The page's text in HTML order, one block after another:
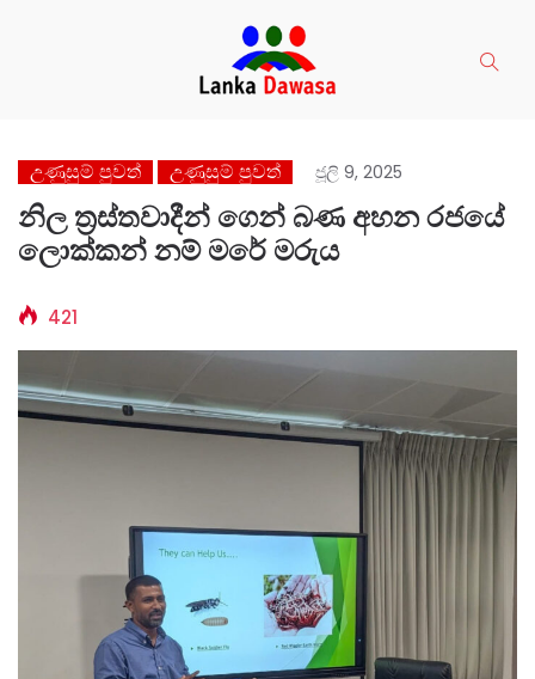
උණුසුම් පුවත් උණුසුම් පුවත් ජූලි 9, 2025
නිල ත්‍රස්තවාදීන් ගෙන් බණ අහන රජයේ
ලොක්කන් නම් මරේ මරුය
421